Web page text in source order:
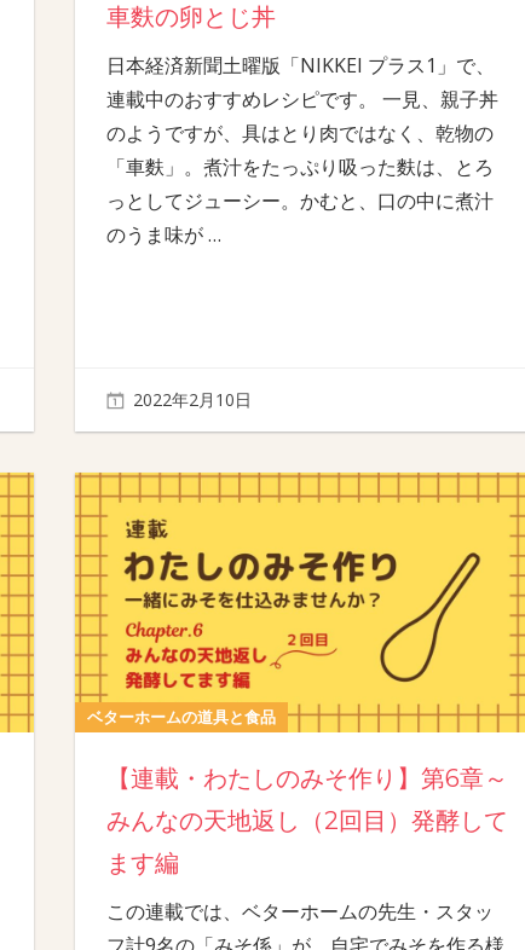
車麩の卵とじ丼
日本経済新聞土曜版「NIKKEI プラス1」で、
連載中のおすすめレシピです。 一見、親子丼
のようですが、具はとり肉ではなく、乾物の
「車麩」。煮汁をたっぷり吸った麩は、とろ
っとしてジューシー。かむと、口の中に煮汁
のうま味が…
2022年2月10日
ベターホームの道具と食品
【連載・わたしのみそ作り】第6章～
みんなの天地返し（2回目）発酵して
ます編
この連載では、ベターホームの先生・スタッ